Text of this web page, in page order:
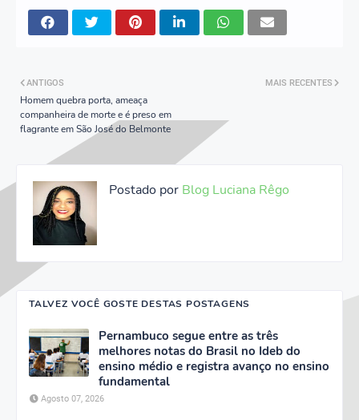
MAIS RECENTES
ANTIGOS
Homem quebra porta, ameaça
companheira de morte e é preso em
flagrante em São José do Belmonte
Postado por Blog Luciana Rêgo
TALVEZ VOCÊ GOSTE DESTAS POSTAGENS
Pernambuco segue entre as três
melhores notas do Brasil no Ideb do
ensino médio e registra avanço no ensino
fundamental
Agosto 07, 2026